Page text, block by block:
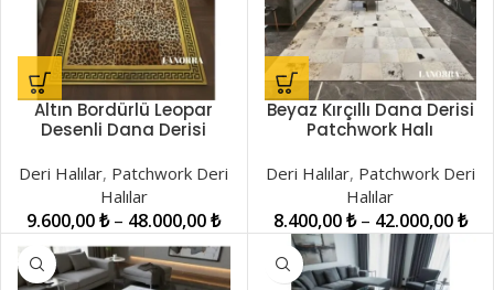
Altın Bordürlü Leopar
Desenli Dana Derisi
LNRPW000046
Deri Halılar, Patchwork Deri
Halılar
9.600,00₺ – 48.000,00₺
Beyaz Kırçıllı Dana Derisi
Patchwork Halı
Deri Halılar, Patchwork Deri
Halılar
8.400,00₺ – 42.000,00₺